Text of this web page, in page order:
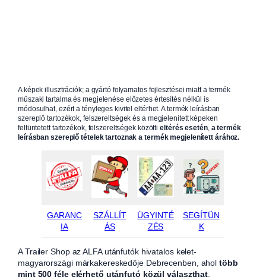
A képek illusztrációk; a gyártó folyamatos fejlesztései miatt a termék
műszaki tartalma és megjelenése előzetes értesítés nélkül is
módosulhat, ezért a tényleges kivitel eltérhet. A termék leírásban
szereplő tartozékok, felszereltségek és a megjelenített képeken
feltüntetett tartozékok, felszereltségek közöttieltérés esetén, a termék
leírásban szereplő tételek tartoznak a termék megjelenített árához.
GARANC
IA
SZÁLLÍT
ÁS
ÜGYINTÉ
ZÉS
SEGÍTÜN
K
A Trailer Shop az ALFA utánfutók hivatalos kelet-
magyarországi márkakereskedője Debrecenben, aholtöbb
mint 500 féle elérhető utánfutó közül választhat